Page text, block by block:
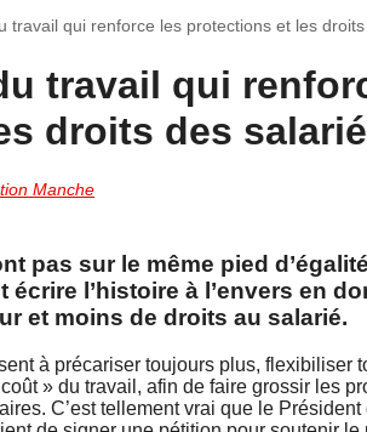
travail qui renforce les protections et les
travail qui
droits des
Manche
pas sur le même pied
l’histoire à l’envers en
et moins de droits au salarié.
à précariser toujours plus, flexibiliser
» du travail, afin de faire grossir les
C’est tellement vrai que le